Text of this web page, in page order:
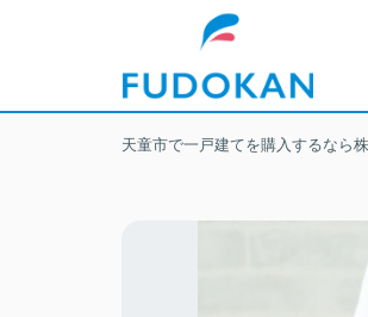
天童市で一戸建てを購入するなら